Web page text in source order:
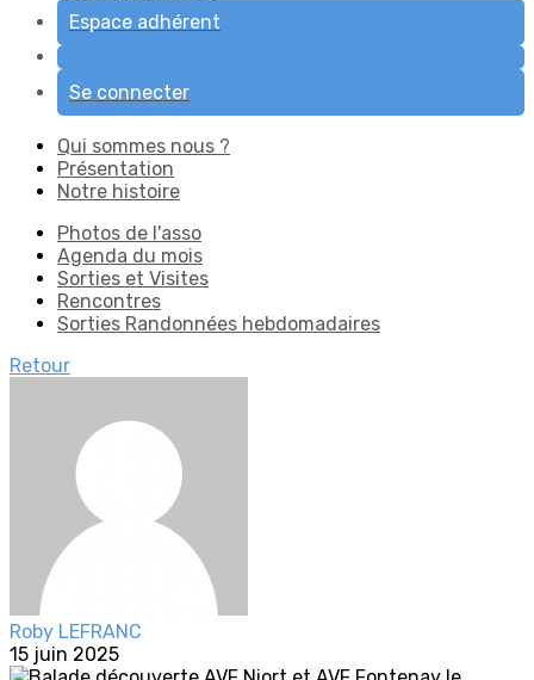
Espace adhérent
Se connecter
Qui sommes nous ?
Présentation
Notre histoire
Photos de l'asso
Agenda du mois
Sorties et Visites
Rencontres
Sorties Randonnées hebdomadaires
Retour
Roby LEFRANC
15 juin 2025